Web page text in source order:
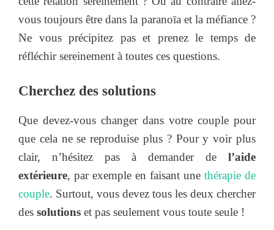
vous toujours être dans la paranoïa et la méfiance ?
Ne vous précipitez pas et prenez le temps de
réfléchir sereinement à toutes ces questions.
Cherchez des solutions
Que devez-vous changer dans votre couple pour
que cela ne se reproduise plus ? Pour y voir plus
clair, n’hésitez pas à demander de l’aide
extérieure, par exemple en faisant une thérapie de
couple. Surtout, vous devez tous les deux chercher
des solutions et pas seulement vous toute seule !